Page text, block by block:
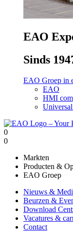
EAO
Sinds
EAO Groep in
EAO
HMI
0
0
Markten
Producten &
EAO Groep
Nieuws &
Beurzen &
Download
Vacatures &
Contact